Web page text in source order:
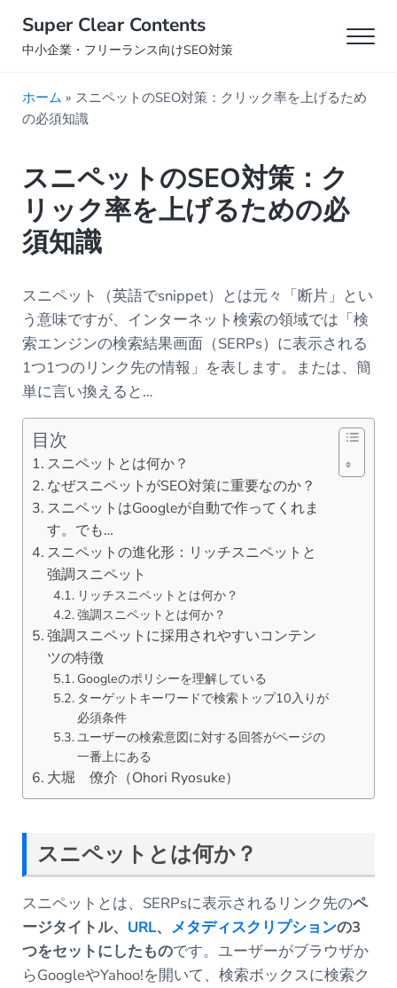
Super Clear Contents
中小企業・フリーランス向けSEO対策
ホーム » スニペットのSEO対策：クリック率を上げるため
の必須知識
スニペットのSEO対策：ク
リック率を上げるための必
須知識
スニペット（英語でsnippet）とは元々「断片」とい
う意味ですが、インターネット検索の領域では「検
索エンジンの検索結果画面（SERPs）に表示される
1つ1つのリンク先の情報」を表します。または、簡
単に言い換えると…
目次
スニペットとは何か？
なぜスニペットがSEO対策に重要なのか？
スニペットはGoogleが自動で作ってくれま
す。でも…
スニペットの進化形：リッチスニペットと
強調スニペット
リッチスニペットとは何か？
強調スニペットとは何か？
強調スニペットに採用されやすいコンテン
ツの特徴
Googleのポリシーを理解している
ターゲットキーワードで検索トップ10入りが
必須条件
ユーザーの検索意図に対する回答がページの
一番上にある
大堀 僚介（Ohori Ryosuke）
スニペットとは何か？
スニペットとは、SERPsに表示されるリンク先のペ
ージタイトル、 URL、 メタディスクリプションの3
つをセットにしたものです。ユーザーがブラウザか
らGoogleやYahoo!を開いて、検索ボックスに検索ク